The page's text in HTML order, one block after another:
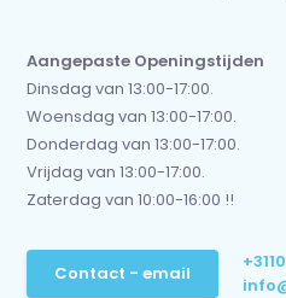
Aangepaste Openingstijden
Dinsdag van 13:00-17:00.
Woensdag van 13:00-17:00.
Donderdag van 13:00-17:00.
Vrijdag van 13:00-17:00.
Zaterdag van 10:00-16:00 !!
Contact - email